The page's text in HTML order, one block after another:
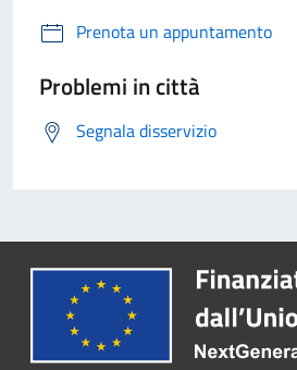
Prenota un appuntamento
Problemi in città
Segnala disservizio